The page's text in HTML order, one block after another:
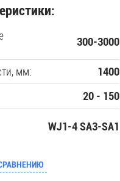
300-3000
мм: 1400
20 - 150
WJ1-4 SA3-SA1